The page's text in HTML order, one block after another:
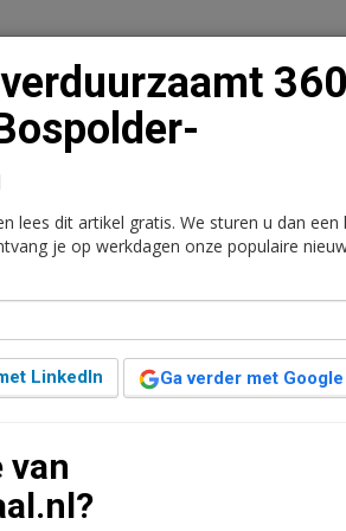
Retail Logistiek Juridisch | Fiscaal
in
Tussendijken
werkzaamheden -
360
lees dit artikel gratis. We sturen u dan een
je op werkdagen onze populaire
LinkedIn Ga verder met Google
van